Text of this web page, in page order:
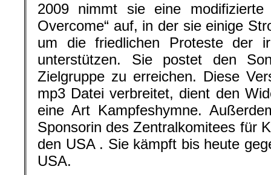
2009 nimmt sie eine
Overcome“ auf, in der sie einige
um die friedlichen Proteste der
unterstützen. Sie postet den
Zielgruppe zu erreichen. Diese
mp3 Datei verbreitet, dient den
eine Art Kampfeshymne.
Sponsorin des Zentralkomitees für
den USA . Sie kämpft bis heute
USA.